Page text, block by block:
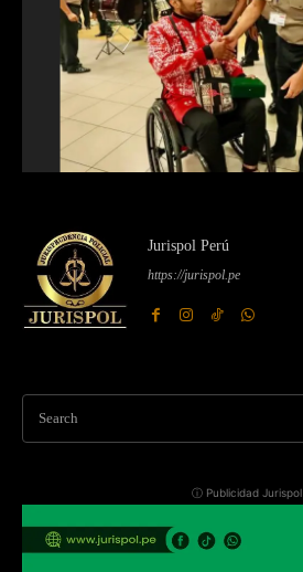
Jurispol Perú
https://jurispol.pe
Search
ⓘ Publicidad Jurispol